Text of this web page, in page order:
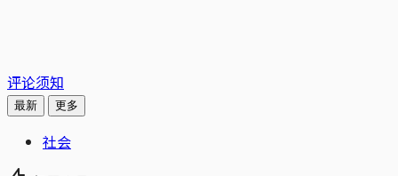
评论须知
最新 更多
社会